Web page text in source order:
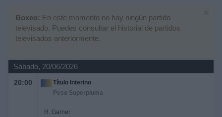
Boxeo: En este momento no hay ningún partido
televisado. Puedes consultar el historial de partidos
televisados anteriormente.
Sábado, 20/06/2026
20:00
Título Interino
Peso Superpluma
R. Garner
Noticias